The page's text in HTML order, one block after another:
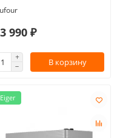
990 ₽
В корзину
Eiger